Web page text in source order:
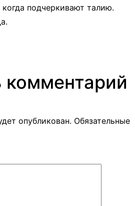
когда подчеркивают талию.
комментарий
опубликован. Обязательные